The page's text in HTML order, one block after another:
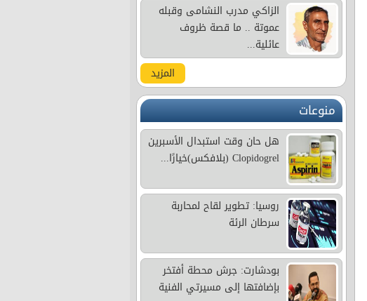
الزاكي مدرب النشامى وقبله
عموتة .. ما قصة ظروف
عائلية...
المزيد
منوعات
هل حان وقت استبدال الأسبرين
Clopidogrel (بلافكس)خيارًا...
روسيا: تطوير لقاح لمحاربة
سرطان الرئة
بودشارت: جرش محطة أفتخر
بإضافتها إلى مسيرتي الفنية